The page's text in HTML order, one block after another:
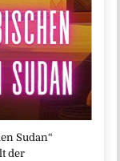
Sudan“
der